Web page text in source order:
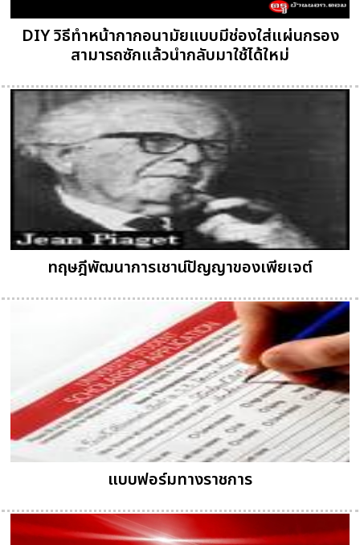
DIY วิธีทำหน้ากากอนามัยแบบมีช่องใส่แผ่นกรอง
สามารถซักแล้วนำกลับมาใช้ได้ใหม่
ทฤษฎีพัฒนาการเชาน์ปัญญาของเพียเจต์
แบบฟอร์มทางราชการ